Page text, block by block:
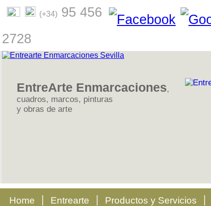
(+34) 95 456
2728
EntreArte Enmarcaciones,
cuadros, marcos, pinturas
y obras de arte
Home Entrearte Productos y Servicios